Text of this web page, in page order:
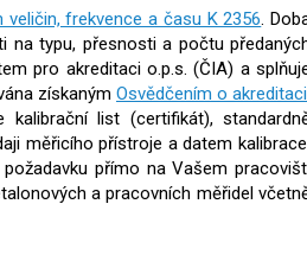
frekvence a času K 2356.
typu, přesnosti a počtu
pro akreditaci o.p.s. (ČIA) a
získaným Osvědčením o
list (certifikát),
měřicího přístroje a datem
přímo na Vašem
a pracovních měřidel